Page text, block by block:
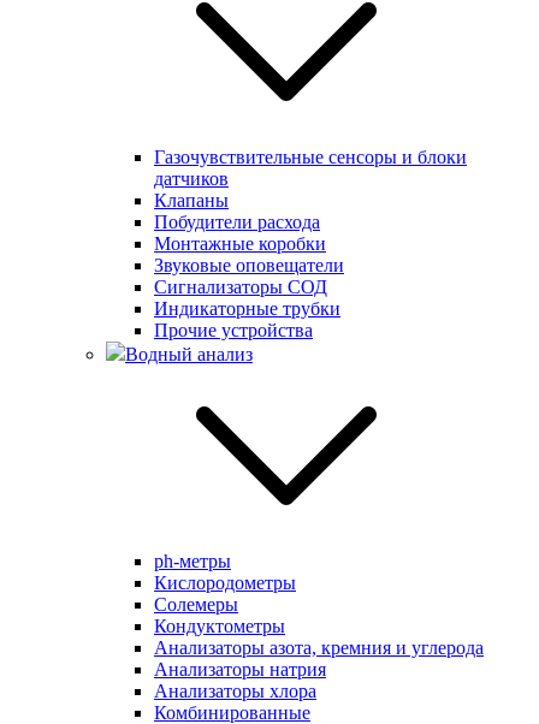
Газочувствительные сенсоры и блоки
датчиков
Клапаны
Побудители расхода
Монтажные коробки
Звуковые оповещатели
Сигнализаторы СОД
Индикаторные трубки
Прочие устройства
Водный анализ
ph-метры
Кислородометры
Солемеры
Кондуктометры
Анализаторы азота, кремния и углерода
Анализаторы натрия
Анализаторы хлора
Комбинированные